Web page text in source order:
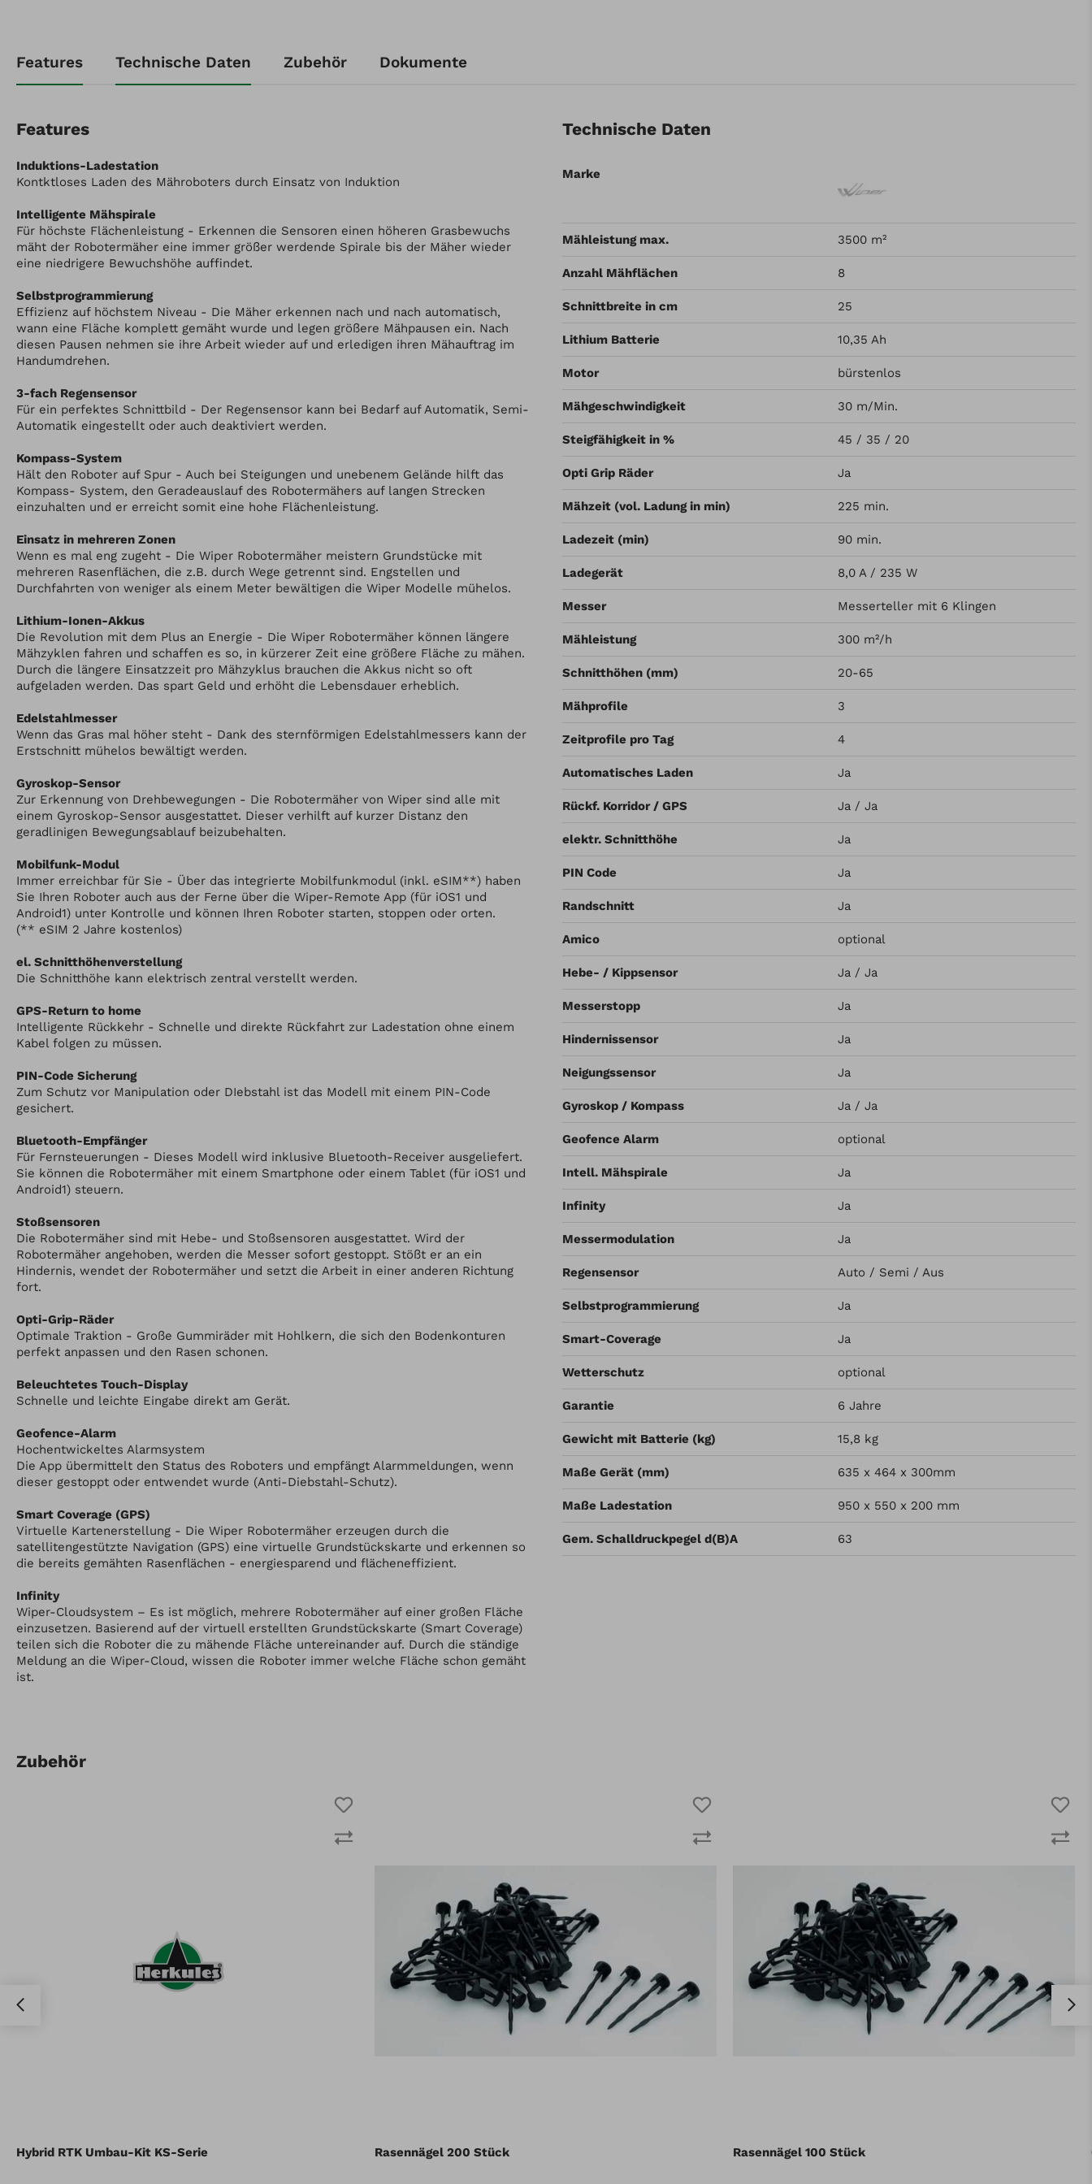
Wiper KS extra Premium
Features Technische Daten Zubehör Dokumente
Features
Induktions-Ladestation
Kontktloses Laden des Mähroboters durch Einsatz von Induktion
Intelligente Mähspirale
Für höchste Flächenleistung - Erkennen die Sensoren einen höheren Grasbewuchs
mäht der Robotermäher eine immer größer werdende Spirale bis der Mäher wieder
eine niedrigere Bewuchshöhe auffindet.
Selbstprogrammierung
Effizienz auf höchstem Niveau - Die Mäher erkennen nach und nach automatisch,
wann eine Fläche komplett gemäht wurde und legen größere Mähpausen ein. Nach
diesen Pausen nehmen sie ihre Arbeit wieder auf und erledigen ihren Mähauftrag im
Handumdrehen.
3-fach Regensensor
Für ein perfektes Schnittbild - Der Regensensor kann bei Bedarf auf Automatik, Semi-
Automatik eingestellt oder auch deaktiviert werden.
Kompass-System
Hält den Roboter auf Spur - Auch bei Steigungen und unebenem Gelände hilft das
Kompass- System, den Geradeauslauf des Robotermähers auf langen Strecken
einzuhalten und er erreicht somit eine hohe Flächenleistung.
Einsatz in mehreren Zonen
Wenn es mal eng zugeht - Die Wiper Robotermäher meistern Grundstücke mit
mehreren Rasenflächen, die z.B. durch Wege getrennt sind. Engstellen und
Durchfahrten von weniger als einem Meter bewältigen die Wiper Modelle mühelos.
Lithium-Ionen-Akkus
Die Revolution mit dem Plus an Energie - Die Wiper Robotermäher können längere
Mähzyklen fahren und schaffen es so, in kürzerer Zeit eine größere Fläche zu mähen.
Durch die längere Einsatzzeit pro Mähzyklus brauchen die Akkus nicht so oft
aufgeladen werden. Das spart Geld und erhöht die Lebensdauer erheblich.
Edelstahlmesser
Wenn das Gras mal höher steht - Dank des sternförmigen Edelstahlmessers kann der
Erstschnitt mühelos bewältigt werden.
Gyroskop-Sensor
Zur Erkennung von Drehbewegungen - Die Robotermäher von Wiper sind alle mit
einem Gyroskop-Sensor ausgestattet. Dieser verhilft auf kurzer Distanz den
geradlinigen Bewegungsablauf beizubehalten.
Mobilfunk-Modul
Immer erreichbar für Sie - Über das integrierte Mobilfunkmodul (inkl. eSIM**) haben
Sie Ihren Roboter auch aus der Ferne über die Wiper-Remote App (für iOS1 und
Android1) unter Kontrolle und können Ihren Roboter starten, stoppen oder orten.
(** eSIM 2 Jahre kostenlos)
el. Schnitthöhenverstellung
Die Schnitthöhe kann elektrisch zentral verstellt werden.
GPS-Return to home
Intelligente Rückkehr - Schnelle und direkte Rückfahrt zur Ladestation ohne einem
Kabel folgen zu müssen.
PIN-Code Sicherung
Zum Schutz vor Manipulation oder DIebstahl ist das Modell mit einem PIN-Code
gesichert.
Bluetooth-Empfänger
Für Fernsteuerungen - Dieses Modell wird inklusive Bluetooth-Receiver ausgeliefert.
Sie können die Robotermäher mit einem Smartphone oder einem Tablet (für iOS1 und
Android1) steuern.
Stoßsensoren
Die Robotermäher sind mit Hebe- und Stoßsensoren ausgestattet. Wird der
Robotermäher angehoben, werden die Messer sofort gestoppt. Stößt er an ein
Hindernis, wendet der Robotermäher und setzt die Arbeit in einer anderen Richtung
fort.
Opti-Grip-Räder
Optimale Traktion - Große Gummiräder mit Hohlkern, die sich den Bodenkonturen
perfekt anpassen und den Rasen schonen.
Beleuchtetes Touch-Display
Schnelle und leichte Eingabe direkt am Gerät.
Geofence-Alarm
Hochentwickeltes Alarmsystem
Die App übermittelt den Status des Roboters und empfängt Alarmmeldungen, wenn
dieser gestoppt oder entwendet wurde (Anti-Diebstahl-Schutz).
Smart Coverage (GPS)
Virtuelle Kartenerstellung - Die Wiper Robotermäher erzeugen durch die
satellitengestützte Navigation (GPS) eine virtuelle Grundstückskarte und erkennen so
die bereits gemähten Rasenflächen - energiesparend und flächeneffizient.
Infinity
Wiper-Cloudsystem – Es ist möglich, mehrere Robotermäher auf einer großen Fläche
einzusetzen. Basierend auf der virtuell erstellten Grundstückskarte (Smart Coverage)
teilen sich die Roboter die zu mähende Fläche untereinander auf. Durch die ständige
Meldung an die Wiper-Cloud, wissen die Roboter immer welche Fläche schon gemäht
ist.
Technische Daten
Marke
Mähleistung max. 3500 m²
Anzahl Mähflächen 8
Schnittbreite in cm 25
Lithium Batterie 10,35 Ah
Motor bürstenlos
Mähgeschwindigkeit 30 m/Min.
Steigfähigkeit in % 45 / 35 / 20
Opti Grip Räder Ja
Mähzeit (vol. Ladung in min) 225 min.
Ladezeit (min) 90 min.
Ladegerät 8,0 A / 235 W
Messer Messerteller mit 6 Klingen
Mähleistung 300 m²/h
Schnitthöhen (mm) 20-65
Mähprofile 3
Zeitprofile pro Tag 4
Automatisches Laden Ja
Rückf. Korridor / GPS Ja / Ja
elektr. Schnitthöhe Ja
PIN Code Ja
Randschnitt Ja
Amico optional
Hebe- / Kippsensor Ja / Ja
Messerstopp Ja
Hindernissensor Ja
Neigungssensor Ja
Gyroskop / Kompass Ja / Ja
Geofence Alarm optional
Intell. Mähspirale Ja
Infinity Ja
Messermodulation Ja
Regensensor Auto / Semi / Aus
Selbstprogrammierung Ja
Smart-Coverage Ja
Wetterschutz optional
Garantie 6 Jahre
Gewicht mit Batterie (kg) 15,8 kg
Maße Gerät (mm) 635 x 464 x 300mm
Maße Ladestation 950 x 550 x 200 mm
Gem. Schalldruckpegel d(B)A 63
Zubehör
Rasennägel 200 Stück Rasennägel 100 Stück Gutscheincode Connect Verlängerung